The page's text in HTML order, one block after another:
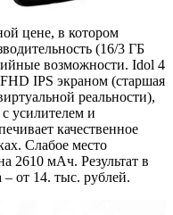
цене, в котором
(16/3 ГБ
возможности. Idol 4
IPS экраном (старшая
реальности),
усилителем и
качественное
Слабое место
2610 мАч. Результат в
от 14. тыс. рублей.